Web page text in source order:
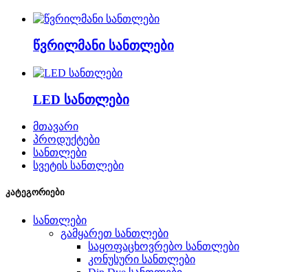
წვრილმანი სანთლები
LED სანთლები
მთავარი
პროდუქტები
სანთლები
სვეტის სანთლები
კატეგორიები
სანთლები
გამყარეთ სანთლები
საყოფაცხოვრებო სანთლები
კონუსური სანთლები